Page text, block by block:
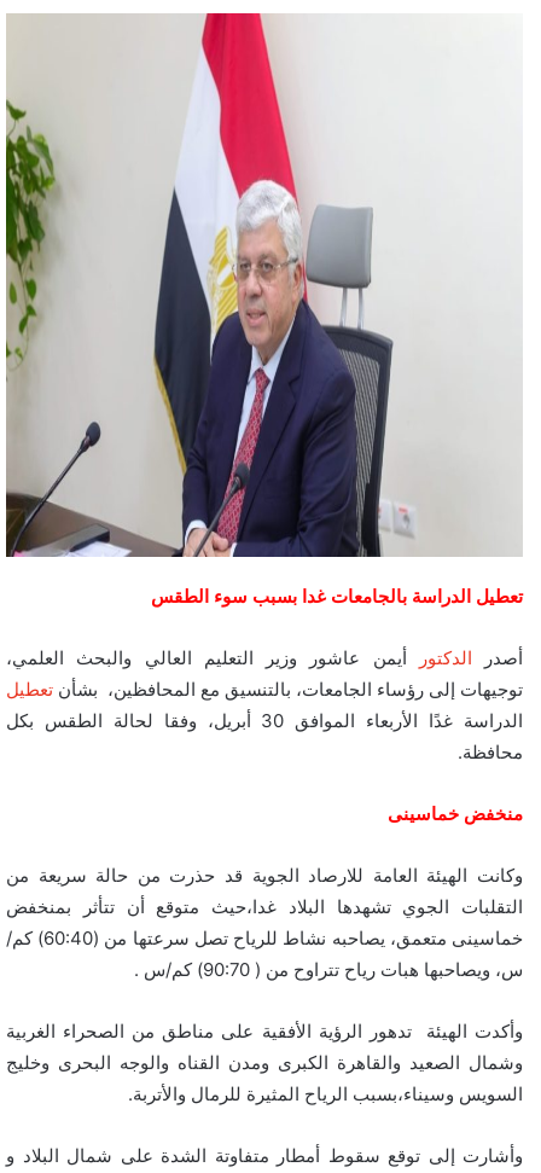
تعطيل الدراسة بالجامعات غدا بسبب سوء الطقس
أصدر الدكتور
أيمن عاشور وزير التعليم العالي والبحث العلمي،
توجيهات إلى رؤساء الجامعات، بالتنسيق مع المحافظين، بشأن تعطيل
الدراسة غدًا الأربعاء الموافق 30 أبريل، وفقا لحالة الطقس بكل
محافظة.
منخفض خماسينى
وكانت الهيئة العامة للارصاد الجوية قد حذرت من حالة سريعة من
التقلبات الجوي تشهدها البلاد غدا،حيث متوقع أن تتأثر بمنخفض
خماسينى متعمق، يصاحبه نشاط للرياح تصل سرعتها من (60:40) كم/
س، ويصاحبها هبات رياح تتراوح من ( 90:70) كم/س .
وأكدت الهيئة تدهور الرؤية الأفقية على مناطق من الصحراء الغربية
وشمال الصعيد والقاهرة الكبرى ومدن القناه والوجه البحرى وخليج
السويس وسيناء،بسبب الرياح المثيرة للرمال والأتربة.
وأشارت إلى توقع سقوط أمطار متفاوتة الشدة على شمال البلاد و